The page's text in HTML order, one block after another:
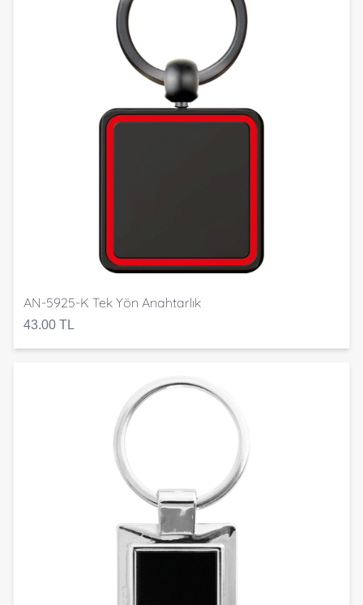
AN-5925-K Tek Yön Anahtarlık
43.00 TL